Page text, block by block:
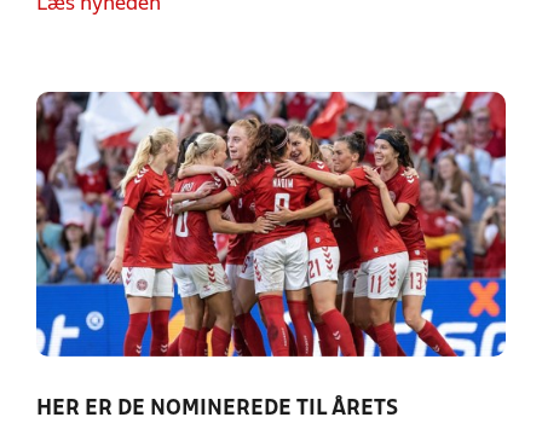
Læs nyheden
HER ER DE NOMINEREDE TIL ÅRETS